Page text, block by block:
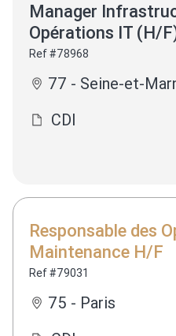
Manager
Opérations IT (H/
Ref #78968
77 - Seine-et-
CDI
Responsable des
Maintenance H/F
Ref #79031
75 - Paris